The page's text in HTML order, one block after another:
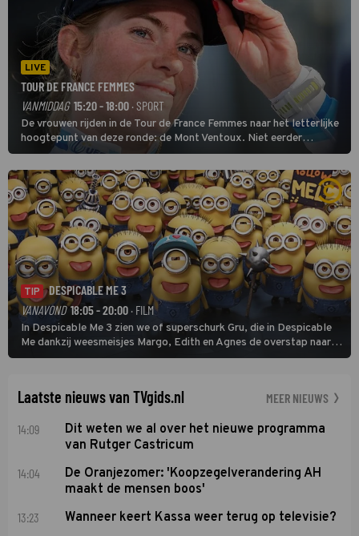
LIVE
TOUR DE FRANCE FEMMES
VANMIDDAG 15:20 - 18:00 · SPORT
De vrouwen rijden in de Tour de France Femmes naar het letterlijke
hoogtepunt van deze ronde: de Mont Ventoux. Niet eerder
finishten de vrouwen voor deze koers op deze kale col uit de
buitencategorie. De aanloop naar de slotklim is vlak.
TIP
DESPICABLE ME 3
VANAVOND 18:05 - 20:00· FILM
In Despicable Me 3 zien we of superschurk Gru, die in Despicable
Me dankzij weesmeisjes Margo, Edith en Agnes de overstap naar
het rechte pad maakte, ook op dat pad weet te blijven.
Laatste nieuws van TVgids.nl MEER NIEUWS
14:09
Dit weten we al over het nieuwe programma
van Rutger Castricum
14:04
De Oranjezomer: 'Koopzegelverandering AH
maakt de mensen boos'
13:23 Wanneer keert Kassa weer terug op televisie?